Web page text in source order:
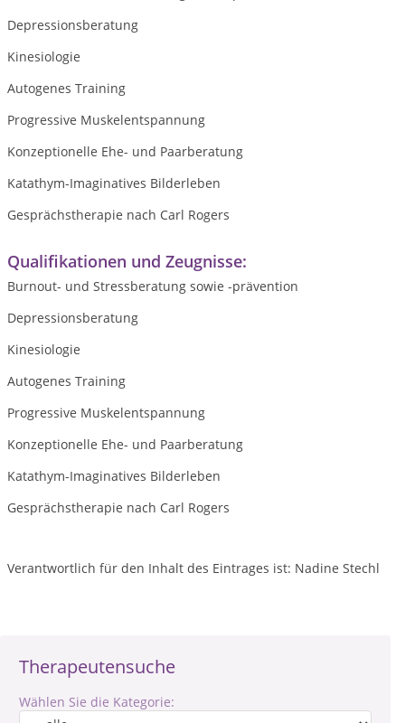
Therapeutensuche
Wählen Sie die Kategorie:
Depressionsberatung
Kinesiologie
Autogenes Training
Progressive Muskelentspannung
Konzeptionelle Ehe- und Paarberatung
Katathym-Imaginatives Bilderleben
Gesprächstherapie nach Carl Rogers
Qualifikationen und Zeugnisse:
Burnout- und Stressberatung sowie -prävention
Depressionsberatung
Kinesiologie
Autogenes Training
Progressive Muskelentspannung
Konzeptionelle Ehe- und Paarberatung
Katathym-Imaginatives Bilderleben
Gesprächstherapie nach Carl Rogers
Verantwortlich für den Inhalt des Eintrages ist: Nadine Stechl